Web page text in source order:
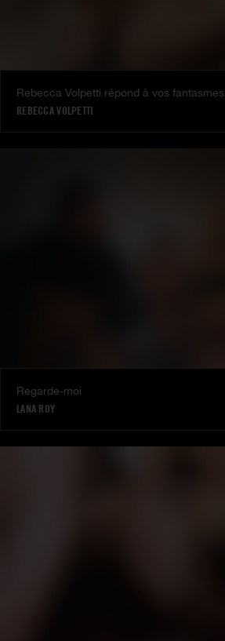
Rebecca Volpetti répond à vos fantasmes
REBECCA VOLPETTI
Regarde-moi
LANA ROY